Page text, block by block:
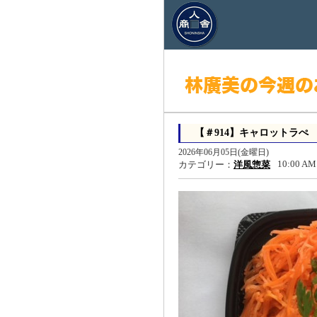
【＃914】キャロットラぺ
2026年06月05日(金曜日)
カテゴリー： 洋風惣菜 10:00 AM